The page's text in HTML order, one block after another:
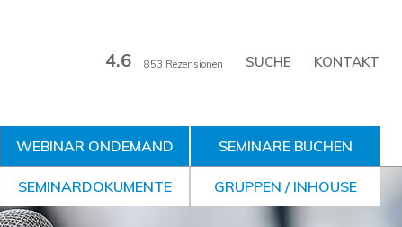
KONTAKT
4.6 853 Rezensionen
WEBINAR ONDEMAND
SEMINARDOKUMENTE
SEMINARE BUCHEN
GRUPPEN / INHOUSE